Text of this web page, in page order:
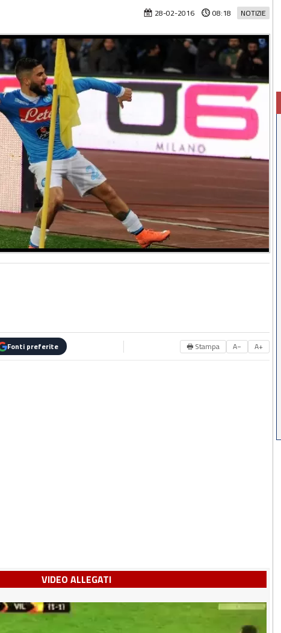
NOTIZIE
28-02-2016 08:18
Fonti preferite 🖶 Stampa A− A+
VIDEO ALLEGATI